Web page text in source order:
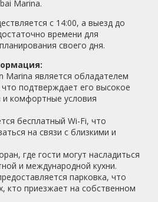
Marina.
с 14:00, а выезд до
времени для
своего дня.
Marina является обладателем
подтверждает его высокое
и комфортные условия
бесплатный Wi-Fi, что
на связи с близкими и
где гости могут насладиться
и международной кухни.
парковка, что
кто приезжает на собственном